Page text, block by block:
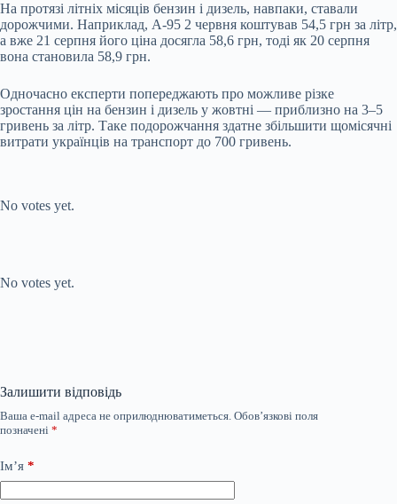
На протязі літніх місяців бензин і дизель, навпаки, ставали
дорожчими. Наприклад, А-95 2 червня коштував 54,5 грн за літр,
а вже 21 серпня його ціна досягла 58,6 грн, тоді як 20 серпня
вона становила 58,9 грн.
Одночасно експерти попереджають про можливе різке
зростання цін на бензин і дизель у жовтні — приблизно на 3–5
гривень за літр. Таке подорожчання здатне збільшити щомісячні
витрати українців на транспорт до 700 гривень.
No votes yet.
No votes yet.
Залишити відповідь
Ваша e-mail адреса не оприлюднюватиметься. Обов’язкові поля
позначені *
Ім’я *